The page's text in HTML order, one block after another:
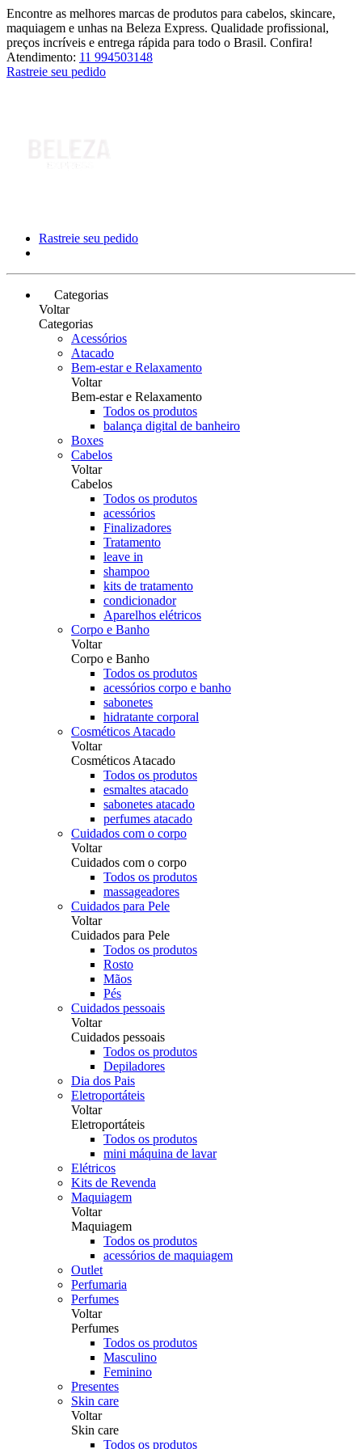
Encontre as melhores marcas de produtos para cabelos, skincare,
maquiagem e unhas na Beleza Express. Qualidade profissional,
preços incríveis e entrega rápida para todo o Brasil. Confira!
Atendimento: 11 994503148
Rastreie seu pedido
Rastreie seu pedido
Categorias
Voltar
Categorias
Acessórios
Atacado
Bem-estar e Relaxamento
Voltar
Bem-estar e Relaxamento
Todos os produtos
balança digital de banheiro
Boxes
Cabelos
Voltar
Cabelos
Todos os produtos
acessórios
Finalizadores
Tratamento
leave in
shampoo
kits de tratamento
condicionador
Aparelhos elétricos
Corpo e Banho
Voltar
Corpo e Banho
Todos os produtos
acessórios corpo e banho
sabonetes
hidratante corporal
Cosméticos Atacado
Voltar
Cosméticos Atacado
Todos os produtos
esmaltes atacado
sabonetes atacado
perfumes atacado
Cuidados com o corpo
Voltar
Cuidados com o corpo
Todos os produtos
massageadores
Cuidados para Pele
Voltar
Cuidados para Pele
Todos os produtos
Rosto
Mãos
Pés
Cuidados pessoais
Voltar
Cuidados pessoais
Todos os produtos
Depiladores
Dia dos Pais
Eletroportáteis
Voltar
Eletroportáteis
Todos os produtos
mini máquina de lavar
Elétricos
Kits de Revenda
Maquiagem
Voltar
Maquiagem
Todos os produtos
acessórios de maquiagem
Outlet
Perfumaria
Perfumes
Voltar
Perfumes
Todos os produtos
Masculino
Feminino
Presentes
Skin care
Voltar
Skin care
Todos os produtos